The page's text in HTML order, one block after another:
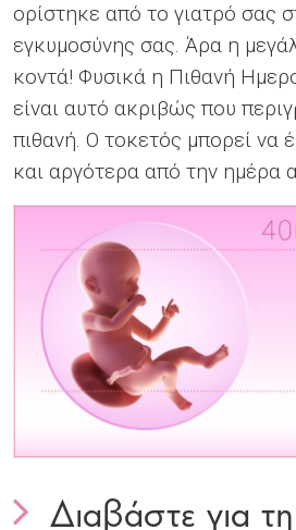
To do list
To do list
To do list
To do list
To do list
To do list
To do list
To do list
ορίστηκε από το γιατρό σας
εγκυμοσύνης σας. Άρα η
κοντά! Φυσικά η Πιθανή
είναι αυτό ακριβώς που
πιθανή. Ο τοκετός μπορεί να
και αργότερα από την ημέρα
Διαβάστε για
To do list